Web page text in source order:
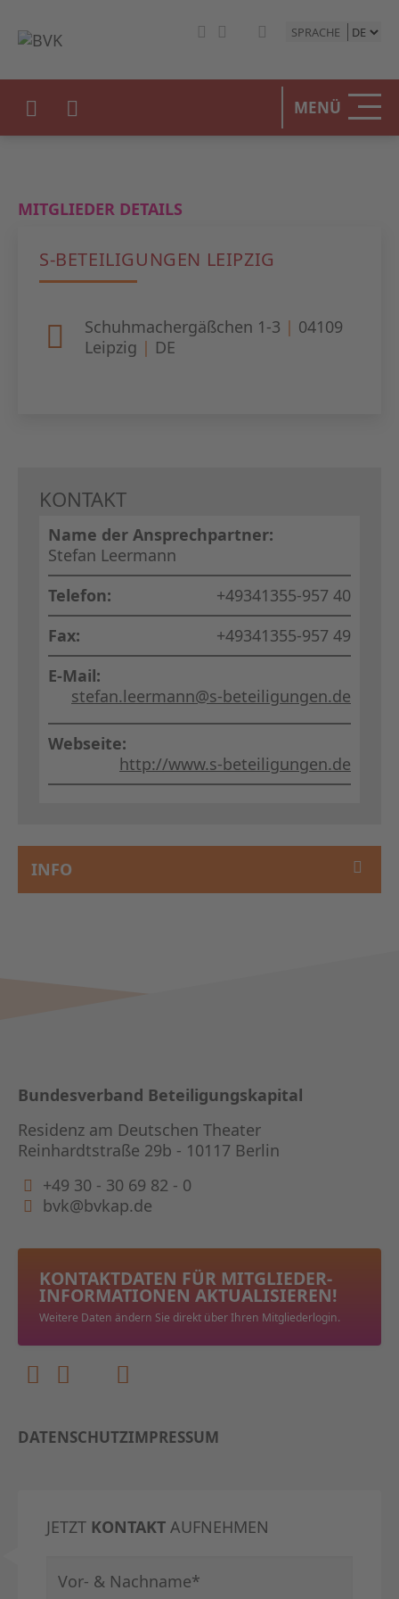
SPRACHE
MENÜ
MITGLIEDER DETAILS
S-BETEILIGUNGEN LEIPZIG
Schuhmachergäßchen 1-3 | 04109
Leipzig | DE
KONTAKT
Name der Ansprechpartner:
Stefan Leermann
Telefon:
+49341355-957 40
Fax:
+49341355-957 49
E-Mail:
stefan.leermann@s-beteiligungen.de
Webseite:
http://www.s-beteiligungen.de
INFO
Bundesverband Beteiligungskapital
Residenz am Deutschen Theater
Reinhardtstraße 29b - 10117 Berlin
+49 30 - 30 69 82 - 0
bvk@bvkap.de
KONTAKTDATEN FÜR MITGLIEDER­
INFORMATIONEN AKTUALISIEREN!
Weitere Daten ändern Sie direkt über Ihren Mitgliederlogin.
DATENSCHUTZIMPRESSUM
JETZT KONTAKT AUFNEHMEN
Pflichtfeld
Vor- & Nachname*
DER
ZUM